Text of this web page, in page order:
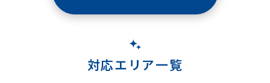
対応エリア一覧